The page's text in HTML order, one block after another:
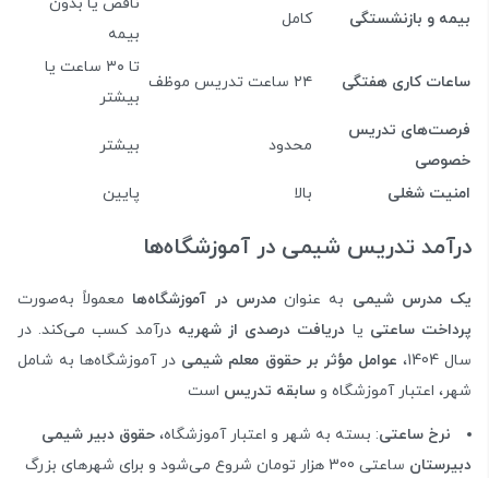
بیمه و بازنشستگی کامل
بیمه
ساعات کاری هفتگی ۲۴ ساعت تدریس موظف
تا ۳۰ ساعت یا
بیشتر
فرصت‌های تدریس
خصوصی
محدود بیشتر
امنیت شغلی بالا پایین
درآمد تدریس شیمی در آموزشگاه‌ها
یک مدرس شیمی به عنوانمدرس در آموزشگاه‌ها معمولاً به‌صورت
پرداخت ساعتی یا دریافت درصدی از شهریه درآمد کسب می‌کند. در
سال 1404،
عوامل مؤثر بر حقوق معلم شیمی در آموزشگاه‌ها به شامل
شهر، اعتبار آموزشگاه و سابقه تدریس است
نرخ ساعتی: بسته به شهر و اعتبار آموزشگاه، حقوق دبیر شیمی
دبیرستان
ساعتی 300 هزار تومان شروع می‌شود و برای شهرهای بزرگ